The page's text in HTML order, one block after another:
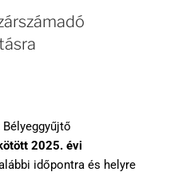
Bélyeggyűjtő
2025. évi
időpontra és helyre